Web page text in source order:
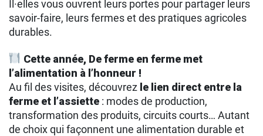
Il·elles vous ouvrent leurs portes pour partager leurs
savoir-faire, leurs fermes et des pratiques agricoles
durables.
Cette année, De ferme en ferme met
l’alimentation à l’honneur !
Au fil des visites, découvrez le lien direct entre la
ferme et l’assiette : modes de production,
transformation des produits, circuits courts… Autant
de choix qui façonnent une alimentation durable et